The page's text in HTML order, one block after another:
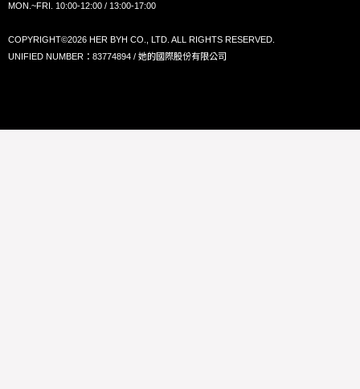
MON.~FRI. 10:00-12:00 / 13:00-17:00
COPYRIGHT©2026 HER BYH CO., LTD. ALL RIGHTS RESERVED.
UNIFIED NUMBER：83774894 / 她的國際股份有限公司